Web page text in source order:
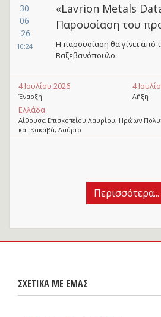
30
06
'26
10:24
«Lavrion Metals
Παρουσίαση του
Η παρουσίαση θα γίνει από
Βαξεβανόπουλο.
4 Ιουλίου 2026
Έναρξη
4
Λήξη
Ελλάδα
Αίθουσα Επισκοπείου Λαυρίου, Ηρώων
και Κακαβά, Λαύριο
Περισσότερα...
ΣΧΕΤΙΚΑ ΜΕ ΕΜΑΣ